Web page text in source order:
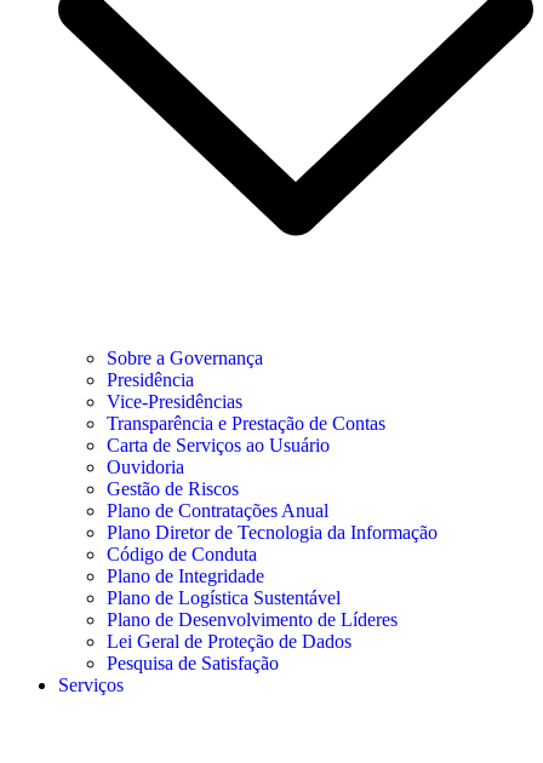
Sobre a Governança
Presidência
Vice-Presidências
Transparência e Prestação de Contas
Carta de Serviços ao Usuário
Ouvidoria
Gestão de Riscos
Plano de Contratações Anual
Plano Diretor de Tecnologia da Informação
Código de Conduta
Plano de Integridade
Plano de Logística Sustentável
Plano de Desenvolvimento de Líderes
Lei Geral de Proteção de Dados
Pesquisa de Satisfação
Serviços